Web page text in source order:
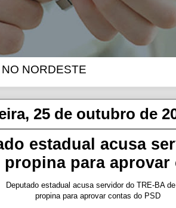
NORDESTE
25 de outubro de
estadual acusa
para aprovar